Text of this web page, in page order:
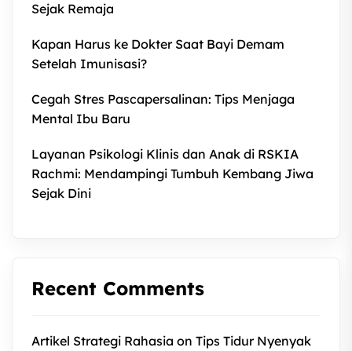
Sejak Remaja
Kapan Harus ke Dokter Saat Bayi Demam
Setelah Imunisasi?
Cegah Stres Pascapersalinan: Tips Menjaga
Mental Ibu Baru
Layanan Psikologi Klinis dan Anak di RSKIA
Rachmi: Mendampingi Tumbuh Kembang Jiwa
Sejak Dini
Recent Comments
Artikel Strategi Rahasia on Tips Tidur Nyenyak